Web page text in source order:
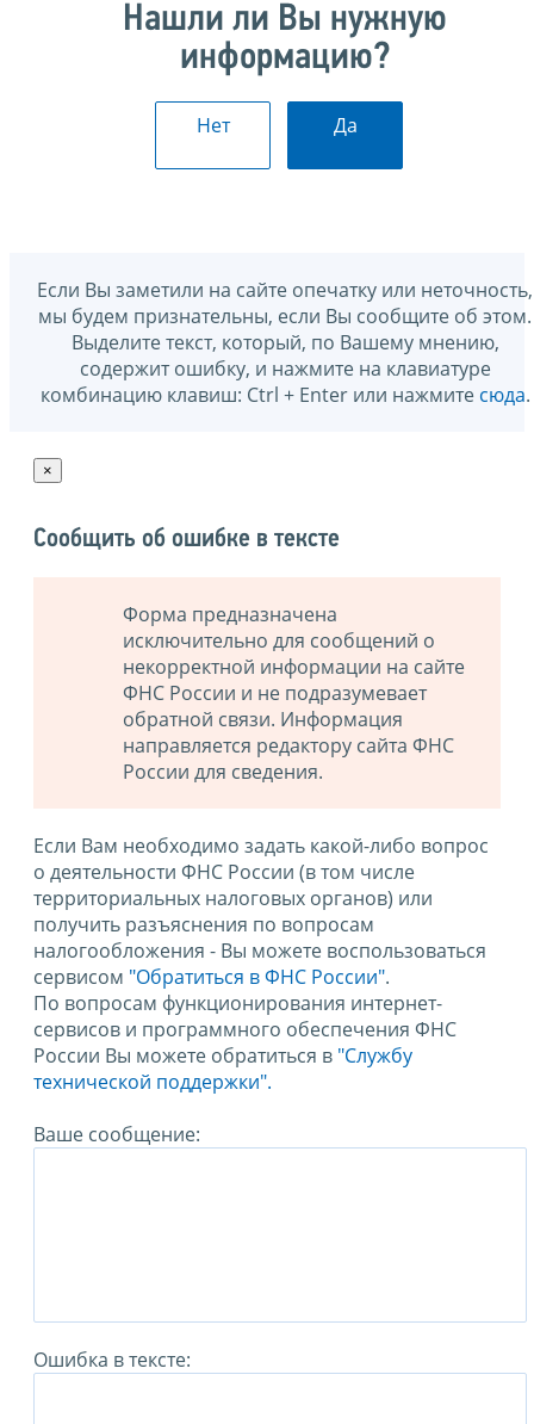
Нашли ли Вы нужную
информацию?
Нет Да
Если Вы заметили на сайте опечатку или неточность,
мы будем признательны, если Вы сообщите об этом.
Выделите текст, который, по Вашему мнению,
содержит ошибку, и нажмите на клавиатуре
комбинацию клавиш: Ctrl + Enter или нажмите сюда.
×
Сообщить об ошибке в тексте
Форма предназначена
исключительно для сообщений о
некорректной информации на сайте
ФНС России и не подразумевает
обратной связи. Информация
направляется редактору сайта ФНС
России для сведения.
Если Вам необходимо задать какой-либо вопрос
о деятельности ФНС России (в том числе
территориальных налоговых органов) или
получить разъяснения по вопросам
налогообложения - Вы можете воспользоваться
сервисом "Обратиться в ФНС России".
По вопросам функционирования интернет-
сервисов и программного обеспечения ФНС
России Вы можете обратиться в "Службу
технической поддержки".
Ваше сообщение:
Ошибка в тексте: